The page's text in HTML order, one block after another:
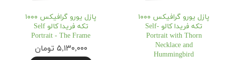
پازل یورو گرافیکس ۱۰۰۰
تکه فریدا کالو Self-
Portrait with Thorn
Necklace and
Hummingbird
پازل یورو گرافیکس ۱۰۰۰
تکه فریدا کالو Self
Portrait - The Frame
۵,۱۳۰,۰۰۰ تومان